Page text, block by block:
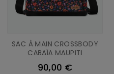
SAC À MAIN CROSSBODY
CABAÏA MAUPITI
90,00 €